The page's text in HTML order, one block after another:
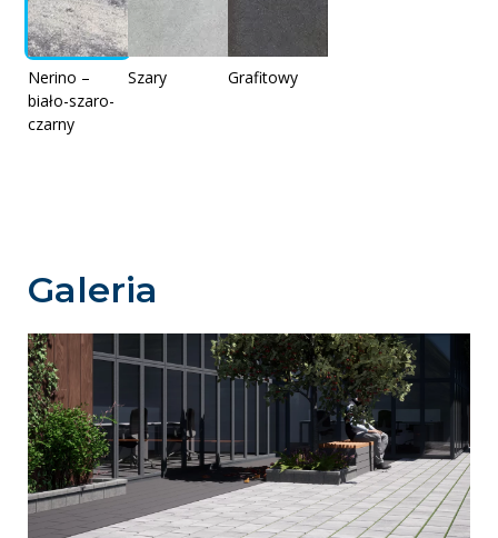
Nerino –
biało-szaro-
czarny
Szary Grafitowy
Galeria